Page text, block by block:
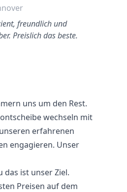
freundlich und
Preislich das beste.
uns um den Rest.
wechseln mit
erfahrenen
engagieren. Unser
das ist unser Ziel.
Preisen auf dem